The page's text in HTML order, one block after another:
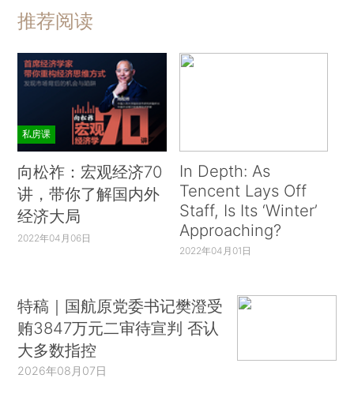
推荐阅读
私房课
向松祚：宏观经济70
讲，带你了解国内外
经济大局
2022年04月06日
In Depth: As
Tencent Lays Off
Staff, Is Its ‘Winter’
Approaching?
2022年04月01日
特稿｜国航原党委书记樊澄受
贿3847万元二审待宣判 否认
大多数指控
2026年08月07日